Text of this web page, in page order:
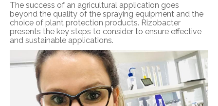
The success of an agricultural application goes
beyond the quality of the spraying equipment and the
choice of plant protection products. Rizobacter
presents the key steps to consider to ensure effective
and sustainable applications.